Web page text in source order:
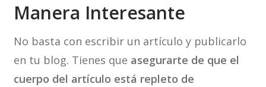
Manera Interesante
No basta con escribir un artículo y publicarlo
en tu blog. Tienes que asegurarte de que el
cuerpo del artículo está repleto de